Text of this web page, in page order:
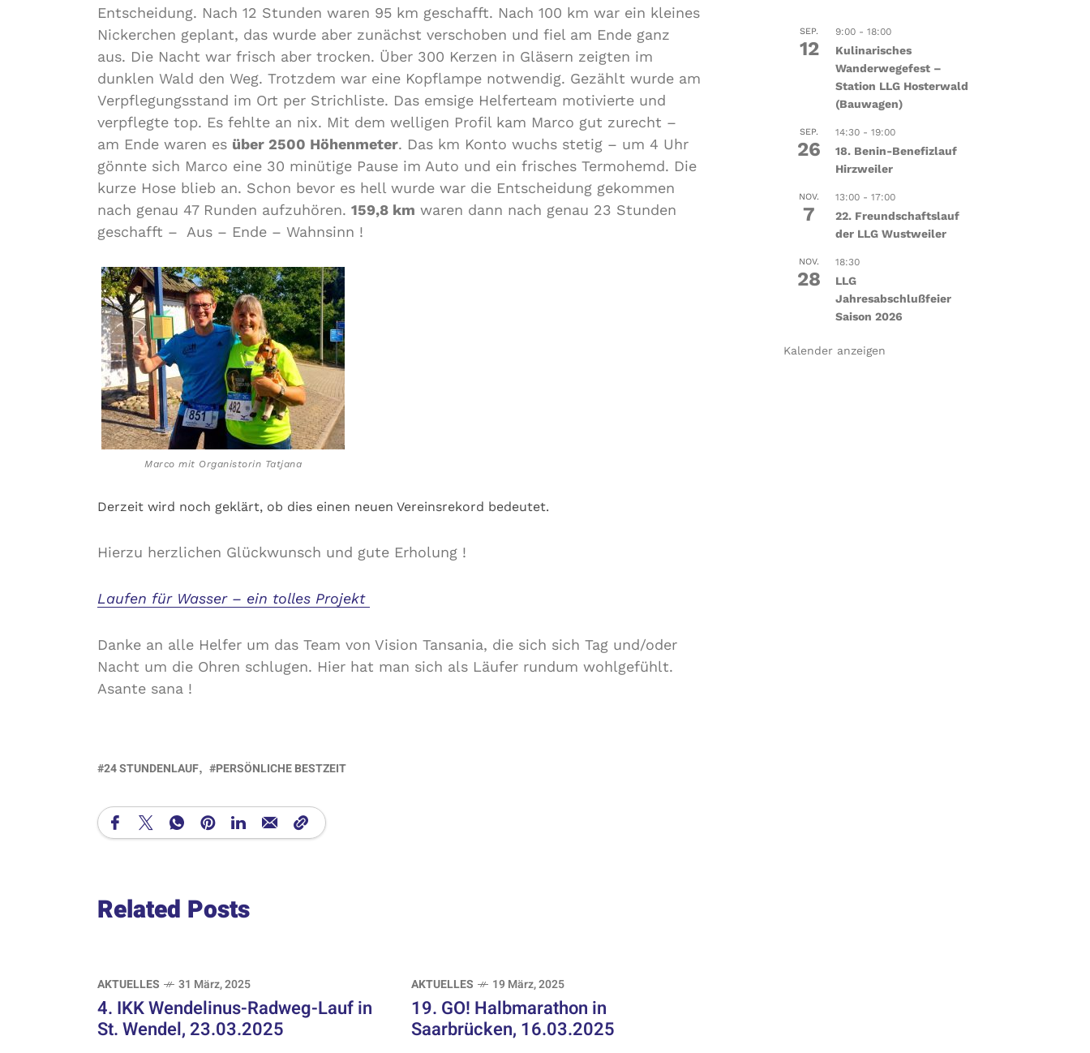
Entscheidung. Nach 12 Stunden waren 95 km geschafft. Nach 100 km war ein kleines
Nickerchen geplant, das wurde aber zunächst verschoben und fiel am Ende ganz
aus. Die Nacht war frisch aber trocken. Über 300 Kerzen in Gläsern zeigten im
dunklen Wald den Weg. Trotzdem war eine Kopflampe notwendig. Gezählt wurde am
Verpflegungsstand im Ort per Strichliste. Das emsige Helferteam motivierte und
verpflegte top. Es fehlte an nix. Mit dem welligen Profil kam Marco gut zurecht –
am Ende waren es über 2500 Höhenmeter. Das km Konto wuchs stetig – um 4 Uhr
gönnte sich Marco eine 30 minütige Pause im Auto und ein frisches Termohemd. Die
kurze Hose blieb an. Schon bevor es hell wurde war die Entscheidung gekommen
nach genau 47 Runden aufzuhören. 159,8 km waren dann nach genau 23 Stunden
geschafft – Aus – Ende – Wahnsinn !
Marco mit Organistorin Tatjana
Derzeit wird noch geklärt, ob dies einen neuen Vereinsrekord bedeutet.
Hierzu herzlichen Glückwunsch und gute Erholung !
Laufen für Wasser – ein tolles Projekt
Danke an alle Helfer um das Team von Vision Tansania, die sich sich Tag und/oder
Nacht um die Ohren schlugen. Hier hat man sich als Läufer rundum wohlgefühlt.
Asante sana !
24 STUNDENLAUF PERSÖNLICHE BESTZEIT
Related Posts
AKTUELLES 31 März, 2025
4. IKK Wendelinus-Radweg-Lauf in
St. Wendel, 23.03.2025
AKTUELLES 19 März, 2025
19. GO! Halbmarathon in
Saarbrücken, 16.03.2025
SEP.
12
9:00- 18:00
Kulinarisches
Wanderwegefest –
Station LLG Hosterwald
(Bauwagen)
SEP.
26
14:30- 19:00
18. Benin-Benefizlauf
Hirzweiler
NOV.
7
13:00- 17:00
22. Freundschaftslauf
der LLG Wustweiler
NOV.
28
18:30
LLG
Jahresabschlußfeier
Saison 2026
Kalender anzeigen